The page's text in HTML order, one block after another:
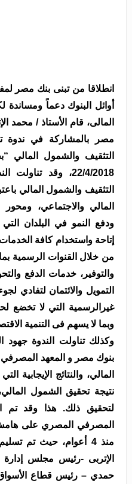
انطلاقا من تبنى بنك مصر
أوائل البنوك دعماً
المالى، قام الأستاذ / محمد
مصر بالمشاركة في ندوة
التثقيف والشمول
22/4/2018، وقد
التثقيف والشمول المالي
المالي والاجتماعي،
ودفع النمو في البلدان
ﺇﺗﺎﺣﺔ ﻭﺍﺳﺘﺨﺪﺍﻡ ﻛﺎﻓﺔ
ﻣﻦ ﺧﻼﻝ ﺍﻟﻘﻨﻮﺍﺕ ﺍﻟﺮﺳﻤﻴﺔ
ﻭﺍﻟﺘﻮﻓﻴﺮ، ﺧﺪﻣﺎﺕ ﺍﻟﺪﻓﻊ
ﺍﻟﺘﻤﻮﻳل ﻭﺍﻻﺋﺘﻤﺎﻥ ﻟﺘﻔﺎﺩﻱ
ﻏﻴﺮﺍﻟﺮﺳﻤﻴﺔ ﺍﻟﺘﻲ ﻻ ﺗﺨﻀﻊ
وبما لا يسهم فى التنمية
وكذلك تناولت الندوة جهود
بنوك مصر و المعهد
المالي، والنتائج الإيجابية
نتيجة تحقيق الشمول
لتحقيق ذلك. هذا وقد تم
المصرفي المصري على هامش
منذ 4 أعوام، حيث تم
الإتربى -رئيس مجلس
حمدي – رئيس قطاع الأسواق